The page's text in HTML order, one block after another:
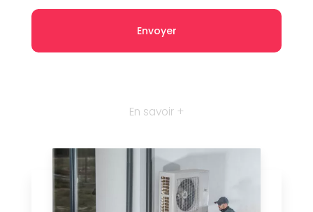
En savoir +